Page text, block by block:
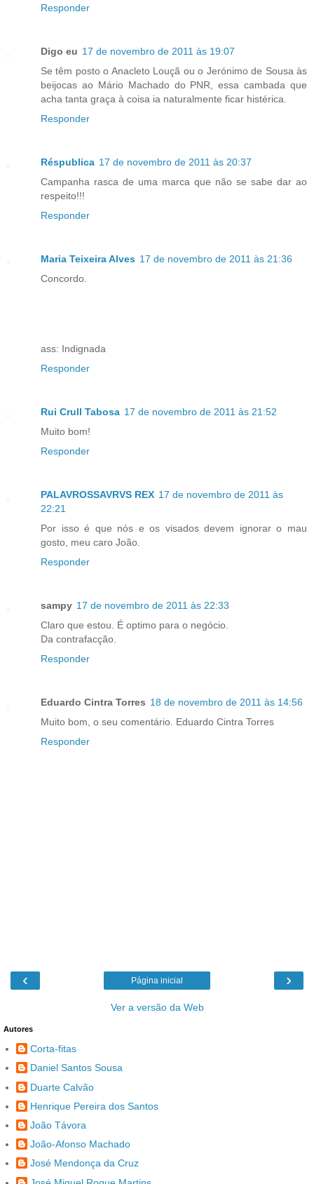
Responder
Digo eu 17 de novembro de 2011 às 19:07
Se têm posto o Anacleto Louçã ou o Jerónimo de Sousa às
beijocas ao Mário Machado do PNR, essa cambada que
acha tanta graça à coisa ia naturalmente ficar histérica.
Responder
Réspublica 17 de novembro de 2011 às 20:37
Campanha rasca de uma marca que não se sabe dar ao
respeito!!!
Responder
Maria Teixeira Alves 17 de novembro de 2011 às 21:36
Concordo.
ass: Indignada
Responder
Rui Crull Tabosa 17 de novembro de 2011 às 21:52
Muito bom!
Responder
PALAVROSSAVRVS REX 17 de novembro de 2011 às
22:21
Por isso é que nós e os visados devem ignorar o mau
gosto, meu caro João.
Responder
sampy 17 de novembro de 2011 às 22:33
Claro que estou. É optimo para o negócio.
Da contrafacção.
Responder
Eduardo Cintra Torres 18 de novembro de 2011 às 14:56
Muito bom, o seu comentário. Eduardo Cintra Torres
Responder
‹ ›
Página inicial
Ver a versão da Web
Autores
Corta-fitas
Daniel Santos Sousa
Duarte Calvão
Henrique Pereira dos Santos
João Távora
João-Afonso Machado
José Mendonça da Cruz